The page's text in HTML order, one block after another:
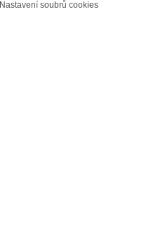
Nastavení soubrů cookies